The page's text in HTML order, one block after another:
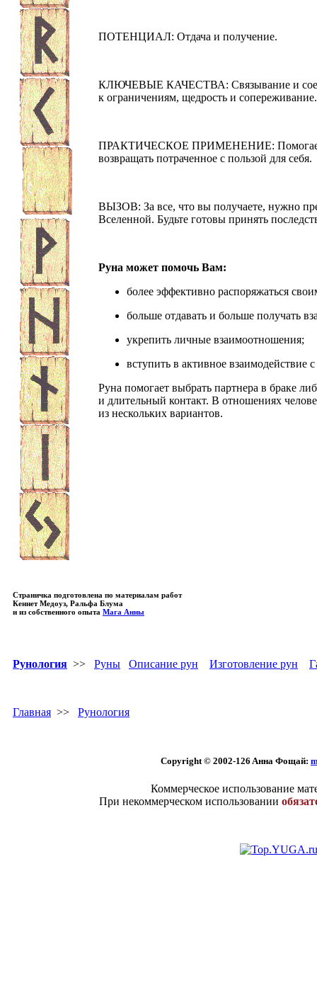
ПОТЕНЦИАЛ: Отдача и получение.
КЛЮЧЕВЫЕ КАЧЕСТВА: Связывание и
к ограничениям, щедрость и сопереживание.
ПРАКТИЧЕСКОЕ ПРИМЕНЕНИЕ: Помогает
возвращать потраченное с пользой для себя.
ВЫЗОВ: За все, что вы получаете, нужно
Вселенной. Будьте готовы принять
Руна может помочь Вам:
более эффективно распоряжаться
больше отдавать и больше получать
укрепить личные взаимоотношения;
вступить в активное
Руна помогает выбрать партнера в браке
и длительный контакт. В отношениях
из нескольких вариантов.
Страничка подготовлена по материалам работ
Кеннет Медоуз, Ральфа Блума
и из собственного опыта Мага Анны
Рунология >> Руны Описание рун Изготовление рун
Главная >> Рунология
Copyright © 2002-126 Aннa Фoщaй:
Коммерческое использование
При некоммерческом использовании